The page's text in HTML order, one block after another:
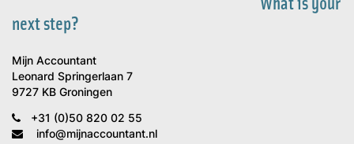
next step?
Mijn Accountant
Leonard Springerlaan 7
9727 KB Groningen
+31 (0)50 820 02 55
info@mijnaccountant.nl